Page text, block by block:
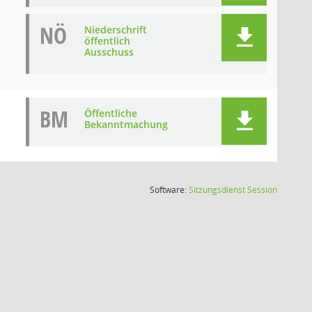
NÖ
Niederschrift
öffentlich
Ausschuss
BM
Öffentliche
Bekanntmachung
Software:SitzungsdienstSession(Wird in